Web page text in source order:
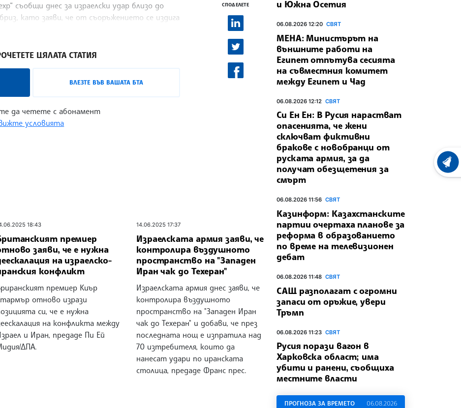
съобщи днес за израелски удар близо до
като заяви, че от съоръжението се издига
ЦЯЛАТА СТАТИЯ
ВЛЕЗТЕ ВЪВ ВАШАТА БТА
да четете с абонамент
условията
СПОДЕЛЕТЕ
18:43
премиер
заяви, че е нужна
на израелско-
конфликт
премиер Киър
отново изрази
си, че е нужна
на конфликта между
и Иран, предаде Пи Ей
ДПА.
14.06.2025 17:37
Израелската армия заяви, че
контролира въздушното
пространство на "Западен
Иран чак до Техеран"
Израелската армия днес заяви, че
контролира въздушното
пространство на "Западен Иран
чак до Техеран" и добави, че през
последната нощ е изпратила над
70 изтребителя, които да
нанесат удари по иранската
столица, предаде Франс прес.
и Южна Осетия
06.08.2026 12:20 СВЯТ
МЕНА: Министърът на
външните работи на
Египет отпътува сесията
на съвместния комитет
между Египет и Чад
06.08.2026 12:12 СВЯТ
Си Ен Ен: В Русия нарастват
опасенията, че жени
сключват фиктивни
бракове с новобранци от
руската армия, за да
получат обезщетения за
смърт
06.08.2026 11:56 СВЯТ
Казинформ: Казахстанските
партии очертаха планове за
реформа в образованието
по време на телевизионен
дебат
06.08.2026 11:48 СВЯТ
САЩ разполагат с огромни
запаси от оръжие, увери
Тръмп
06.08.2026 11:23 СВЯТ
Русия порази вагон в
Харковска област; има
убити и ранени, съобщиха
местните власти
ПРОГНОЗА ЗА ВРЕМЕТО 06.08.2026